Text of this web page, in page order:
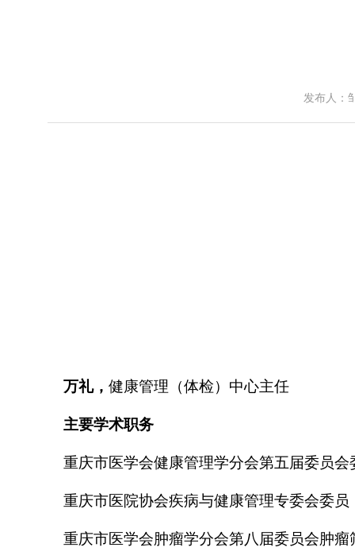
发布人：
万礼， 健康管理（体检）中心主任
主要学术职务
重庆市医学会健康管理学分会第五届委员
重庆市医院协会疾病与健康管理专委会委员
重庆市医学会肿瘤学分会第八届委员会肿